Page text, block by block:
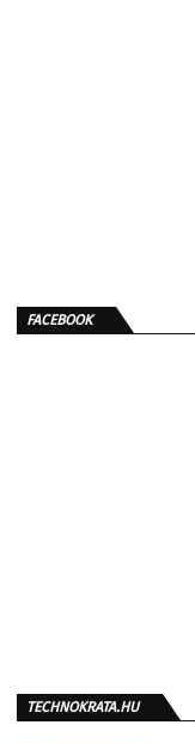
FACEBOOK
TECHNOKRATA.HU